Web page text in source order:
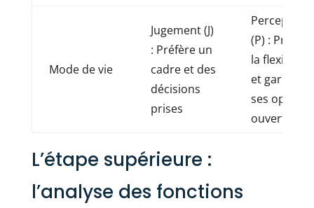
Mode de vie
Jugement (J)
: Préfère un
cadre et des
décisions
prises
Perception
(P) : Préfère
la flexibilité
et garder
ses options
ouvertes
L’étape supérieure :
l’analyse des fonctions